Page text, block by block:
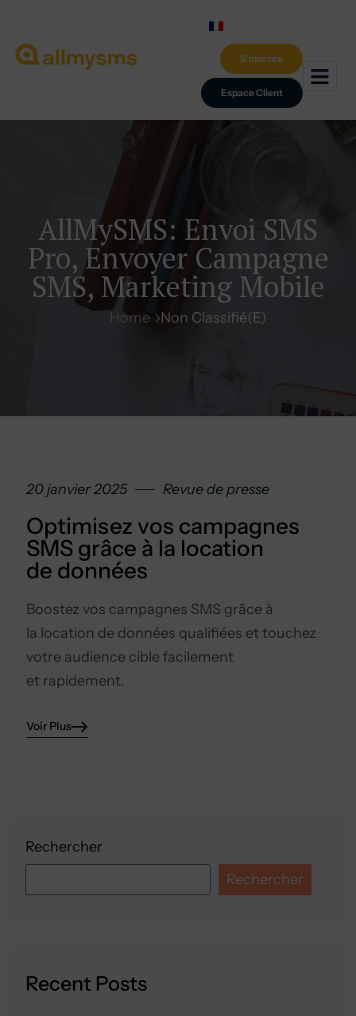
Espace Client
S'inscrire
AllMySMS: Envoi SMS
Pro, Envoyer Campagne
SMS, Marketing Mobile
Home Non Classifié(e)
Rechercher
Rechercher
Recent Posts
20 janvier 2025 Revue de presse
Optimisez vos campagnes
SMS grâce à la location
de données
Boostez vos campagnes SMS grâce à
la location de données qualifiées et touchez
votre audience cible facilement
et rapidement.
Voir Plus